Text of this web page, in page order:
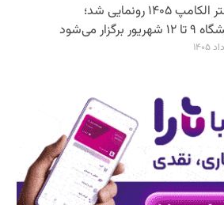
پوستر الکامپ ۱۴۰۵ رونمایی شد؛
برگزار می‌شود